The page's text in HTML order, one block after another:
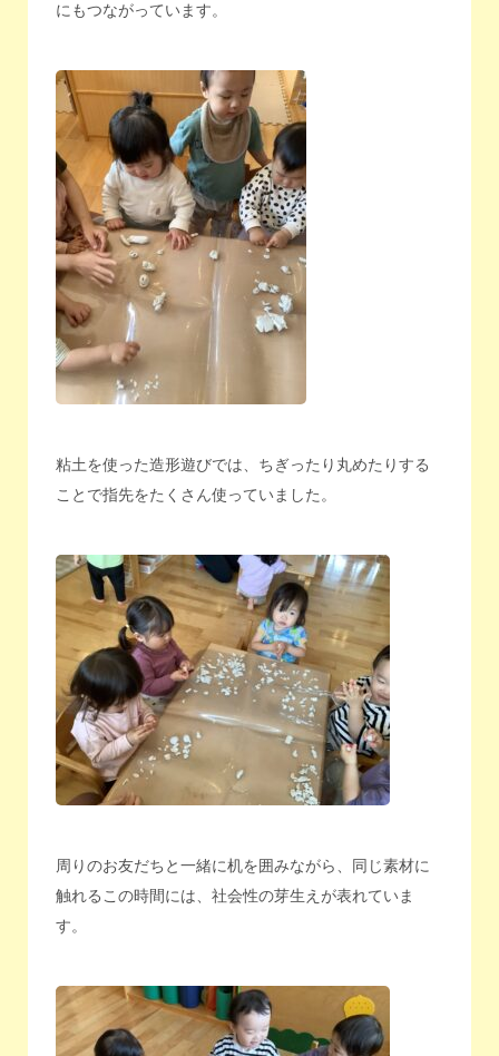
にもつながっています。
粘土を使った造形遊びでは、ちぎったり丸めたりする
ことで指先をたくさん使っていました。
周りのお友だちと一緒に机を囲みながら、同じ素材に
触れるこの時間には、社会性の芽生えが表れていま
す。